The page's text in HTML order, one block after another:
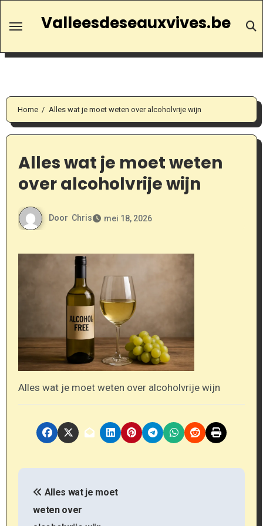
naar
inhoud
Valleesdeseauxvives.be
Home Alles wat je moet weten over alcoholvrije wijn
Alles wat je moet weten
over alcoholvrije wijn
Door Chris mei 18, 2026
Alles wat je moet weten over alcoholvrije wijn
B
Alles wat je moet
weten over